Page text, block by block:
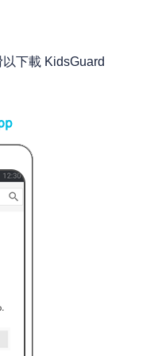
下載 KidsGuard